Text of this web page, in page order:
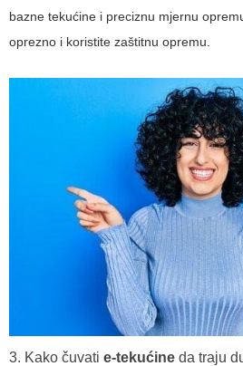
bazne tekućine i preciznu mjernu
oprezno i koristite zaštitnu opremu.
3. Kako čuvati e-tekućine da traju